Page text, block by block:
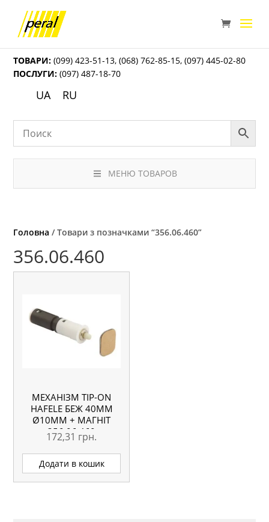
ТОВАРИ: (099) 423-51-13,(068) 762-85-15,(097) 445-02-80
ПОСЛУГИ: (097) 487-18-70
UA RU
МЕНЮ ТОВАРОВ
Головна / Товари з позначками “356.06.460”
356.06.460
МЕХАНІЗМ TIP-ON
HAFELE БЕЖ 40ММ
Ø10ММ + МАГНІТ
356.06.460
172,31 грн.
Додати в кошик